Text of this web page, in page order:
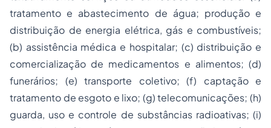
tratamento e abastecimento de água; produção e
distribuição de energia elétrica, gás e combustíveis;
(b) assistência médica e hospitalar; (c) distribuição e
comercialização de medicamentos e alimentos; (d)
funerários; (e) transporte coletivo; (f) captação e
tratamento de esgoto e lixo; (g) telecomunicações; (h)
guarda, uso e controle de substâncias radioativas; (i)